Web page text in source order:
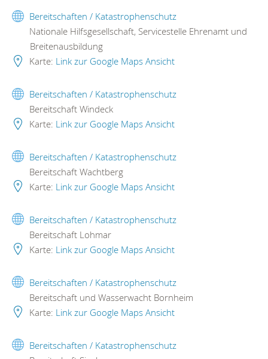
Bereitschaften / Katastrophenschutz
Nationale Hilfsgesellschaft, Servicestelle Ehrenamt und
Breitenausbildung
Karte: Link zur Google Maps Ansicht
Bereitschaften / Katastrophenschutz
Bereitschaft Windeck
Karte: Link zur Google Maps Ansicht
Bereitschaften / Katastrophenschutz
Bereitschaft Wachtberg
Karte: Link zur Google Maps Ansicht
Bereitschaften / Katastrophenschutz
Bereitschaft Lohmar
Karte: Link zur Google Maps Ansicht
Bereitschaften / Katastrophenschutz
Bereitschaft und Wasserwacht Bornheim
Karte: Link zur Google Maps Ansicht
Bereitschaften / Katastrophenschutz